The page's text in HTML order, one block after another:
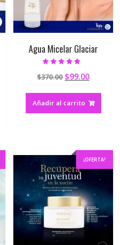
Agua Micelar Glaciar
4.78
de 5
$370.00 $99.00
Añadir al carrito
¡OFERTA!